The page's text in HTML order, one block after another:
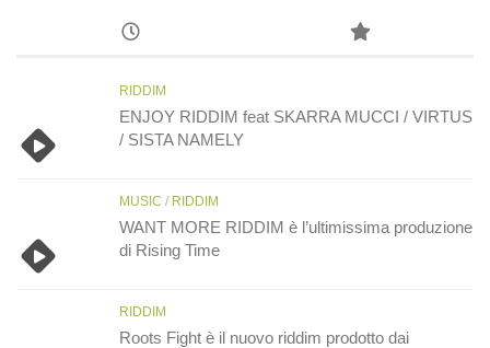
RIDDIM
ENJOY RIDDIM feat SKARRA MUCCI / VIRTUS
/ SISTA NAMELY
MUSIC / RIDDIM
WANT MORE RIDDIM è l’ultimissima produzione
di Rising Time
RIDDIM
Roots Fight è il nuovo riddim prodotto dai